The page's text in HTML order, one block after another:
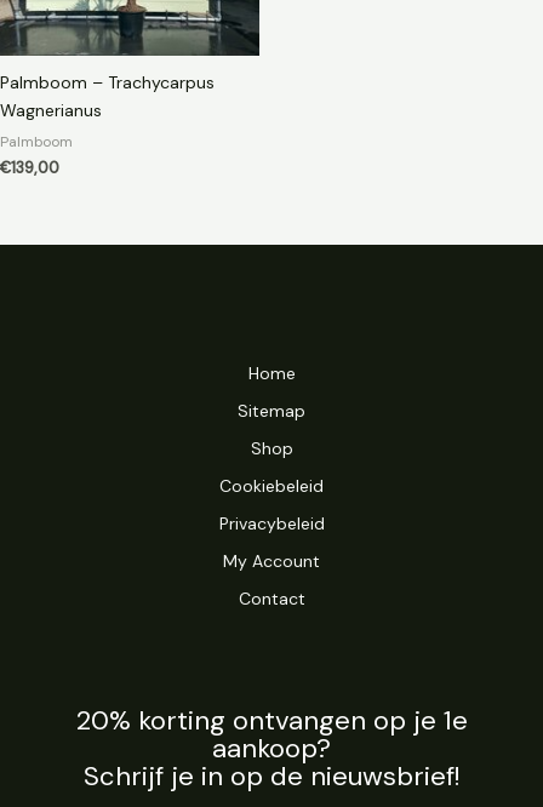
Palmboom – Trachycarpus
Wagnerianus
Palmboom
€139,00
Home
Sitemap
Shop
Cookiebeleid
Privacybeleid
My Account
Contact
20% korting ontvangen op je 1e
aankoop?
Schrijf je in op de nieuwsbrief!